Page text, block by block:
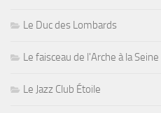
Le Duc des Lombards
Le faisceau de l'Arche à la Seine
Le Jazz Club Étoile